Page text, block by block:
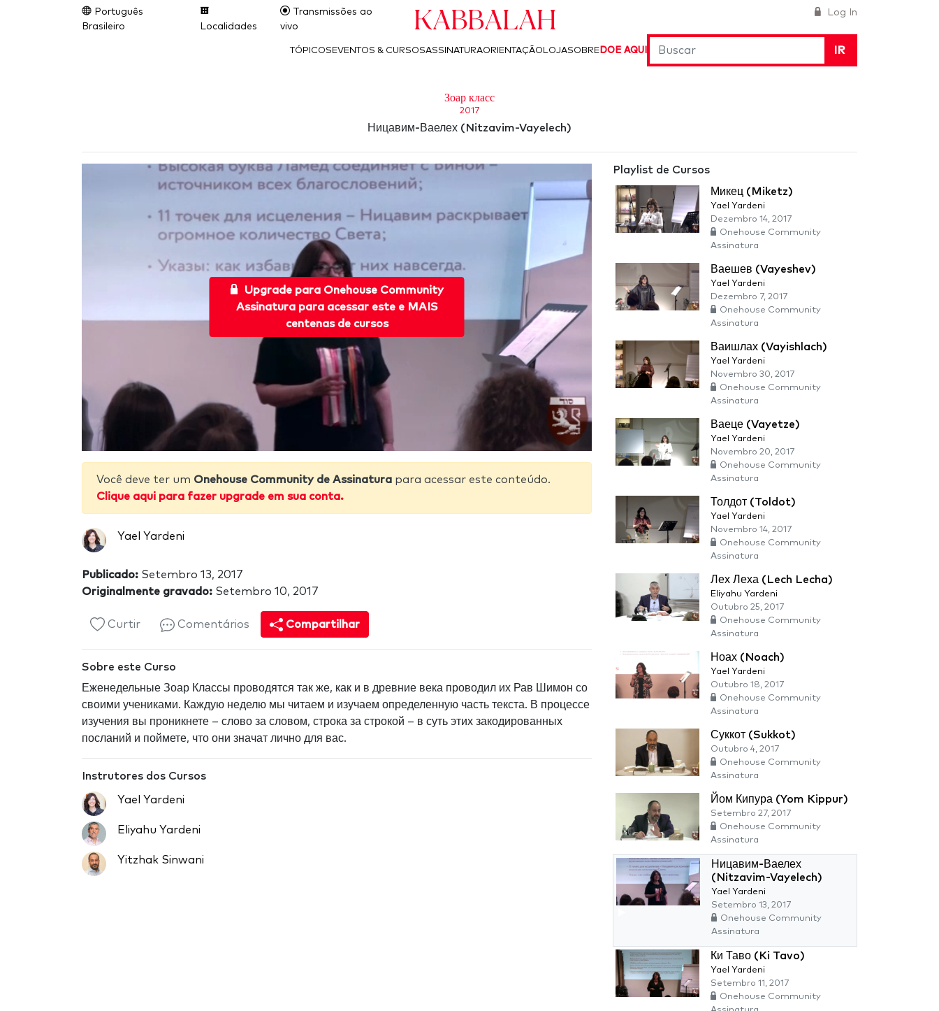
Log In
Português
Brasileiro
Localidades
Transmissões ao
vivo
Kabbalah
IR
TÓPICOS EVENTOS & CURSOSASSINATURAORIENTAÇÃO LOJASOBRE DOE AQUI
Зоар класс
2017
Ницавим-Ваелех (Nitzavim-Vayelech)
Upgrade para Onehouse Community
Assinatura para acessar este e MAIS
centenas de cursos
Você deve ter um Onehouse Community de Assinatura para acessar este conteúdo.
Clique aqui para fazer upgrade em sua conta.
Yael Yardeni
Publicado: Setembro 13, 2017
Originalmente gravado: Setembro 10, 2017
Curtir Comentários Compartilhar
Sobre este Curso
Еженедельные Зоар Классы проводятся так же, как и в древние века проводил их Рав Шимон со
своими учениками. Каждую неделю мы читаем и изучаем определенную часть текста. В процессе
изучения вы проникнете – слово за словом, строка за строкой – в суть этих закодированных
посланий и поймете, что они значат лично для вас.
Instrutores dos Cursos
Yael Yardeni
Eliyahu Yardeni
Yitzhak Sinwani
Playlist de Cursos
Микец (Miketz)
Yael Yardeni
Dezembro 14, 2017
Onehouse Community
Assinatura
Ваешев (Vayeshev)
Yael Yardeni
Dezembro 7, 2017
Onehouse Community
Assinatura
Ваишлах (Vayishlach)
Yael Yardeni
Novembro 30, 2017
Onehouse Community
Assinatura
Ваеце (Vayetze)
Yael Yardeni
Novembro 20, 2017
Onehouse Community
Assinatura
Толдот (Toldot)
Yael Yardeni
Novembro 14, 2017
Onehouse Community
Assinatura
Лех Леха (Lech Lecha)
Eliyahu Yardeni
Outubro 25, 2017
Onehouse Community
Assinatura
Ноах (Noach)
Yael Yardeni
Outubro 18, 2017
Onehouse Community
Assinatura
Суккот (Sukkot)
Outubro 4, 2017
Onehouse Community
Assinatura
Йом Кипура (Yom Kippur)
Setembro 27, 2017
Onehouse Community
Assinatura
Ницавим-Ваелех
(Nitzavim-Vayelech)
Yael Yardeni
Setembro 13, 2017
Onehouse Community
Assinatura
Ки Таво (Ki Tavo)
Yael Yardeni
Setembro 11, 2017
Onehouse Community